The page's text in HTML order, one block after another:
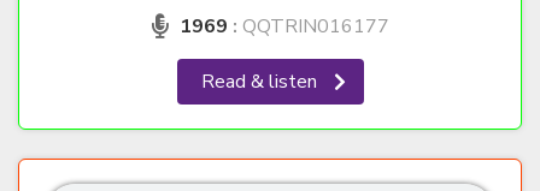
1969 : QQTRIN016177
Read & listen